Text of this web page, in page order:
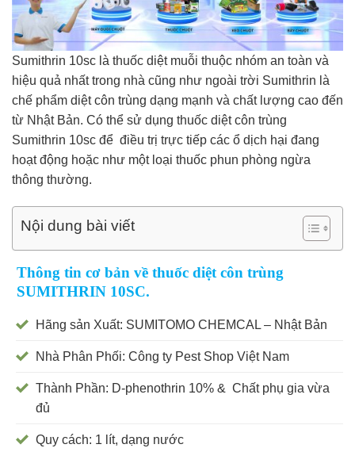
Sumithrin 10sc là thuốc diệt muỗi thuộc nhóm an toàn và
hiệu quả nhất trong nhà cũng như ngoài trời Sumithrin là
chế phẩm diệt côn trùng dạng mạnh và chất lượng cao đến
từ Nhật Bản. Có thể sử dụng thuốc diệt côn trùng
Sumithrin 10sc để điều trị trực tiếp các ổ dịch hại đang
hoạt động hoặc như một loại thuốc phun phòng ngừa
thông thường.
Nội dung bài viết
Thông tin cơ bản về thuốc diệt côn trùng
SUMITHRIN 10SC.
Hãng sản Xuất: SUMITOMO CHEMCAL – Nhật Bản
Nhà Phân Phối: Công ty Pest Shop Việt Nam
Thành Phần: D-phenothrin 10% & Chất phụ gia vừa
đủ
Quy cách: 1 lít, dạng nước